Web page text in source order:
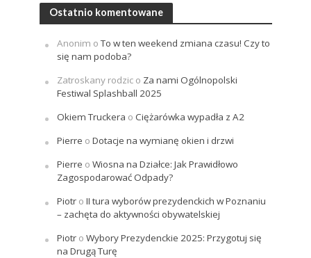
Ostatnio komentowane
Anonim oTo w ten weekend zmiana czasu! Czy to
się nam podoba?
Zatroskany rodzico Za nami Ogólnopolski
Festiwal Splashball 2025
Okiem Truckera o Ciężarówka wypadła z A2
Pierre o Dotacje na wymianę okien i drzwi
Pierre o Wiosna na Działce: Jak Prawidłowo
Zagospodarować Odpady?
Piotro II tura wyborów prezydenckich w Poznaniu
– zachęta do aktywności obywatelskiej
Piotro Wybory Prezydenckie 2025: Przygotuj się
na Drugą Turę